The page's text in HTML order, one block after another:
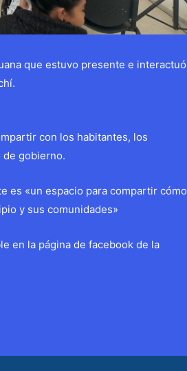
que estuvo presente e interactuó
con los habitantes, los
gobierno.
es «un espacio para compartir cómo
y sus comunidades»
en la página de facebook de la